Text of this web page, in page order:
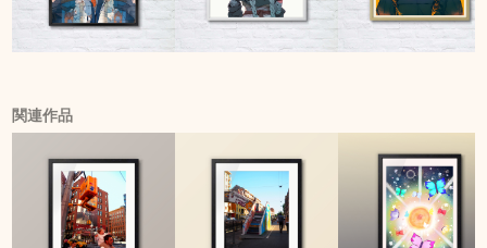
関連作品